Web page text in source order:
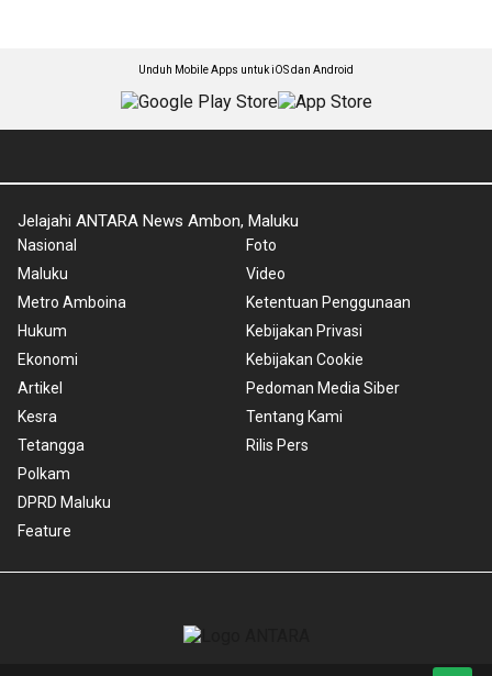
Unduh Mobile Apps untuk iOS dan Android
Jelajahi ANTARA News Ambon, Maluku
Nasional
Maluku
Metro Amboina
Hukum
Ekonomi
Artikel
Kesra
Tetangga
Polkam
DPRD Maluku
Feature
Foto
Video
Ketentuan Penggunaan
Kebijakan Privasi
Kebijakan Cookie
Pedoman Media Siber
Tentang Kami
Rilis Pers